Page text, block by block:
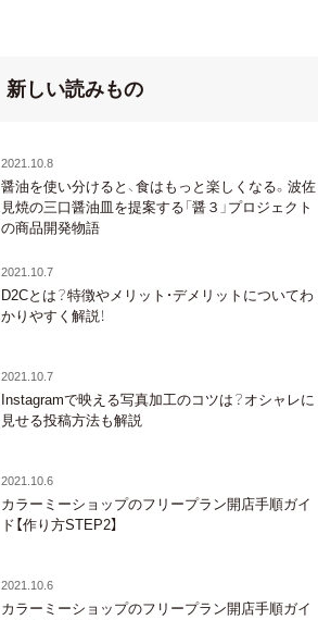
新しい読みもの
2021.10.8
醤油を使い分けると、食はもっと楽しくなる。波佐
見焼の三口醤油皿を提案する「醤３」プロジェクト
の商品開発物語
2021.10.7
D2Cとは？特徴やメリット・デメリットについてわ
かりやすく解説！
2021.10.7
Instagramで映える写真加工のコツは？オシャレに
見せる投稿方法も解説
2021.10.6
カラーミーショップのフリープラン開店手順ガイ
ド【作り方STEP2】
2021.10.6
カラーミーショップのフリープラン開店手順ガイ